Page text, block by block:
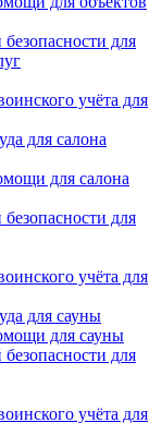
для
учёта для
для салона
для салона
для
учёта для
для сауны
для сауны
для
учёта для